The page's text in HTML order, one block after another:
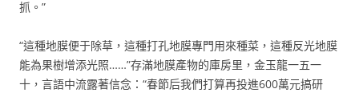
抓。”
“這種地膜便于除草，這種打孔地膜專門用來種菜，這種反光地膜
能為果樹增添光照……”存滿地膜產物的庫房里，金玉龍一五一
十，言語中流露著信念：“春節后我們打算再投進600萬元搞研